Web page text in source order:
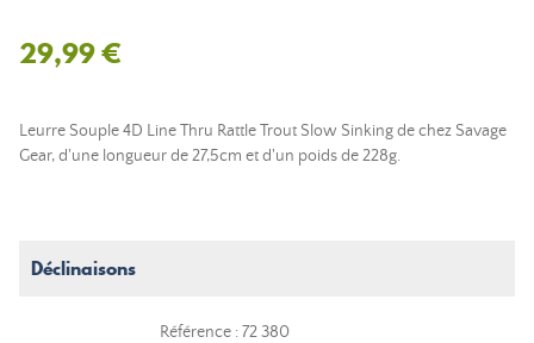
29,99 €
Leurre Souple 4D Line Thru Rattle Trout Slow Sinking de chez Savage
Gear, d'une longueur de 27,5cm et d'un poids de 228g.
Déclinaisons
Référence : 72 380